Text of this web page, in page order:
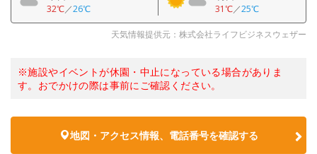
32℃／26℃ 31℃／25℃
天気情報提供元：株式会社ライフビジネスウェザー
※施設やイベントが休園・中止になっている場合がありま
す。おでかけの際は事前にご確認ください。
地図・アクセス情報、電話番号を確認する